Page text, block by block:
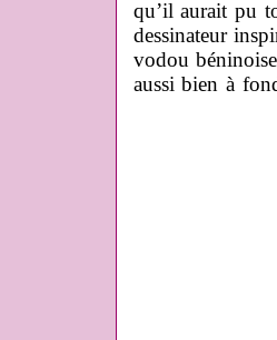
qu’il aurait pu
dessinateur
vodou
aussi bien à